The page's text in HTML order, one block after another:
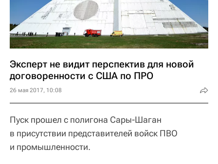
Эксперт не видит перспектив для новой
договоренности с США по ПРО
26 мая 2017, 10:08
Пуск прошел с полигона Сары-Шаган
в присутствии представителей войск ПВО
и промышленности.